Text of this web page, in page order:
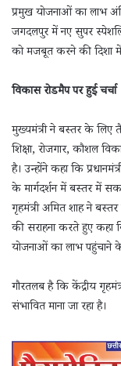
प्रमुख योजनाओं का लाभ
जगदलपुर में नए सुपर
को मजबूत करने की दिशा में
विकास रोडमैप पर हुई चर्चा
मुख्यमंत्री ने बस्तर के लिए
शिक्षा, रोजगार, कौशल
है। उन्होंने कहा कि
के मार्गदर्शन में बस्तर में
गृहमंत्री अमित शाह ने
की सराहना करते हुए
योजनाओं का लाभ पहुंचाने
गौरतलब है कि केंद्रीय
संभावित माना जा रहा है।